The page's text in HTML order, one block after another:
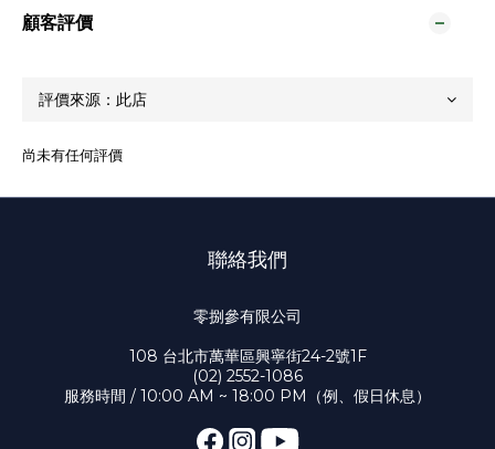
顧客評價
尚未有任何評價
聯絡我們
零捌參有限公司
108 台北市萬華區興寧街24-2號1F
(02) 2552-1086
服務時間 / 10:00 AM ~ 18:00 PM（例、假日休息）